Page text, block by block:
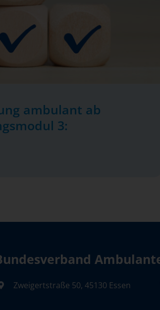
ambulant ab
3:
Zweigertstraße 50, 45130 Essen